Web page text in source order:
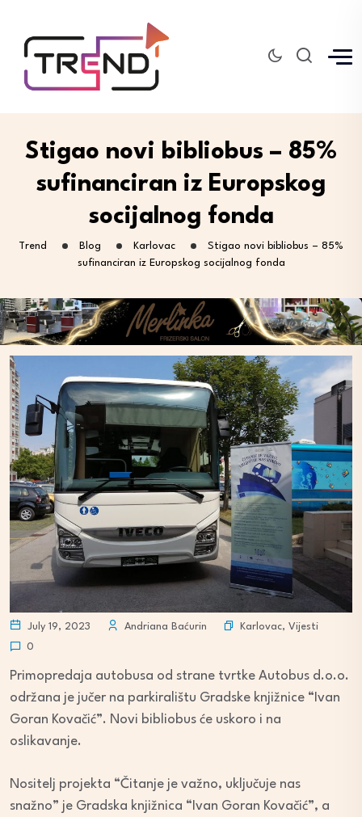
Stigao novi bibliobus – 85%
sufinanciran iz Europskog
socijalnog fonda
Trend Blog Karlovac
Stigao novi bibliobus – 85%
sufinanciran iz Europskog socijalnog fonda
July 19, 2023 Andriana Baćurin Karlovac, Vijesti
0
Primopredaja autobusa od strane tvrtke Autobus d.o.o.
održana je jučer na parkiralištu Gradske knjižnice “Ivan
Goran Kovačić”. Novi bibliobus će uskoro i na
oslikavanje.
Nositelj projekta “Čitanje je važno, uključuje nas
snažno” je Gradska knjižnica “Ivan Goran Kovačić”, a